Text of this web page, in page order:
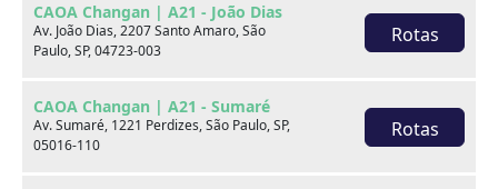
CAOA Changan | A21 - João Dias
Av. João Dias, 2207 Santo Amaro, São
Paulo, SP, 04723-003
Rotas
CAOA Changan | A21 - Sumaré
Av. Sumaré, 1221 Perdizes, São Paulo, SP,
05016-110
Rotas